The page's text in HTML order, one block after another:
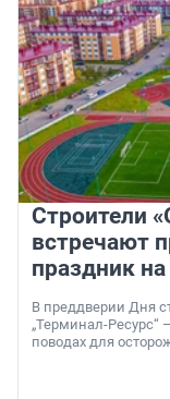
Строители
встречают
праздник
В преддверии Дня
„Терминал-Ресурс“
поводах для